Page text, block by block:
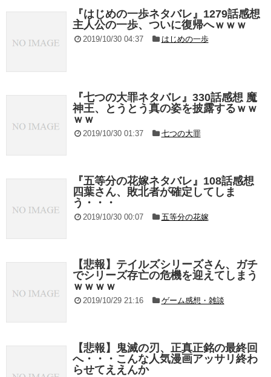
『はじめの一歩ネタバレ』1279話感想
主人公の一歩、ついに復帰へｗｗｗ
2019/10/30 04:37 はじめの一歩
『七つの大罪ネタバレ』330話感想 魔
神王、とうとう真の姿を披露するｗｗ
ｗｗ
2019/10/30 01:37 七つの大罪
『五等分の花嫁ネタバレ』108話感想
四葉さん、敗北者が確定してしま
う・・・
2019/10/30 00:07 五等分の花嫁
【悲報】テイルズシリーズさん、ガチ
でシリーズ存亡の危機を迎えてしまう
ｗｗｗｗ
2019/10/29 21:16 ゲーム感想・雑談
【悲報】鬼滅の刃、正真正銘の最終回
へ・・・こんな人気漫画アッサリ終わ
らせてええんか